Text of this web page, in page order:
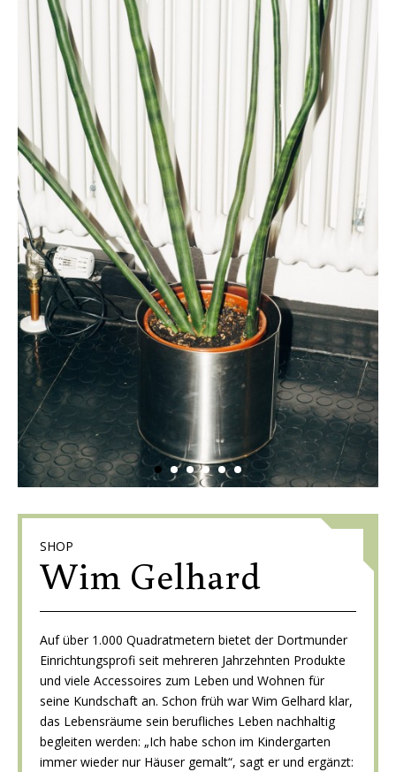
SHOP
Wim Gelhard
Auf über 1.000 Quadratmetern bietet der Dortmunder
Einrichtungsprofi seit mehreren Jahrzehnten Produkte
und viele Accessoires zum Leben und Wohnen für
seine Kundschaft an. Schon früh war Wim Gelhard klar,
das Lebensräume sein berufliches Leben nachhaltig
begleiten werden: „Ich habe schon im Kindergarten
immer wieder nur Häuser gemalt“, sagt er und ergänzt: